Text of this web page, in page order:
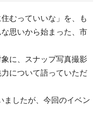
むっていいな」を、も
思いから始まった、市
に、スナップ写真撮影
について語っていただ
したが、今回のイベン